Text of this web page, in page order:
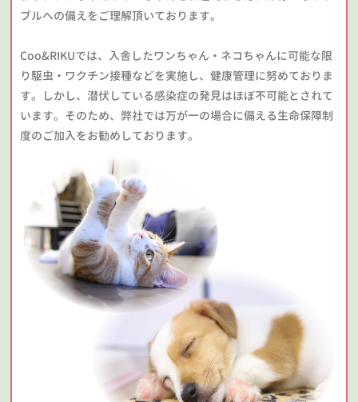
ブルへの備えをご理解頂いております。
Coo&RIKUでは、入舎したワンちゃん・ネコちゃんに可能な限
り駆虫・ワクチン接種などを実施し、健康管理に努めておりま
す。しかし、潜伏している感染症の発見はほぼ不可能とされて
います。そのため、弊社では万が一の場合に備える生命保障制
度のご加入をお勧めしております。